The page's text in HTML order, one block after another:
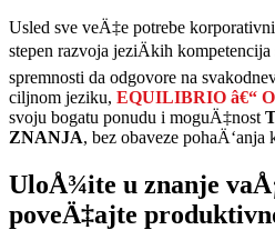
Usled sve veÄ‡e potrebe
stepen razvoja jeziÄkih
spremnosti da odgovore na
ciljnom jeziku, EQUILIBRIO â€“
svoju bogatu ponudu i moguÄ‡nost
ZNANJA, bez obaveze pohaÄ‘anja
UloÅ¾ite u znanje
poveÄ‡ajte